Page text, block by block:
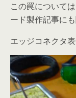
この罠について
ード製作記事に
エッジコネクタ